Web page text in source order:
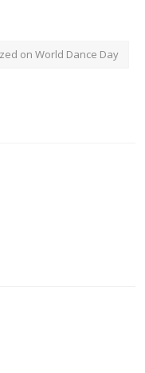
on World Dance Day